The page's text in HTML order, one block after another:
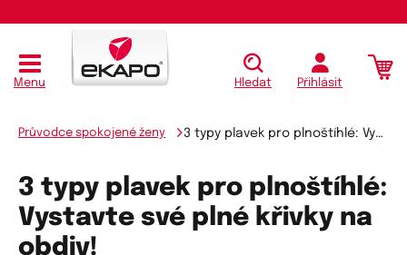
Menu Hledat Přihlásit
Průvodce spokojené ženy 3 typy plavek pro plnoštíhlé: Vystavte své plné křivky na obdiv!
3 typy plavek pro plnoštíhlé:
Vystavte své plné křivky na
obdiv!